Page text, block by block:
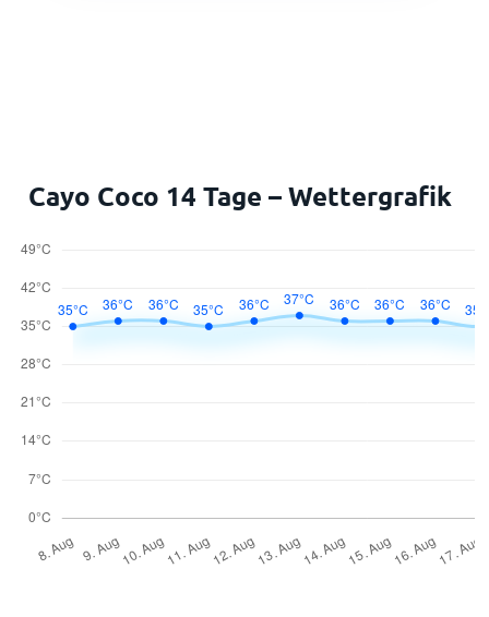
Cayo Coco 14 Tage – Wettergrafik